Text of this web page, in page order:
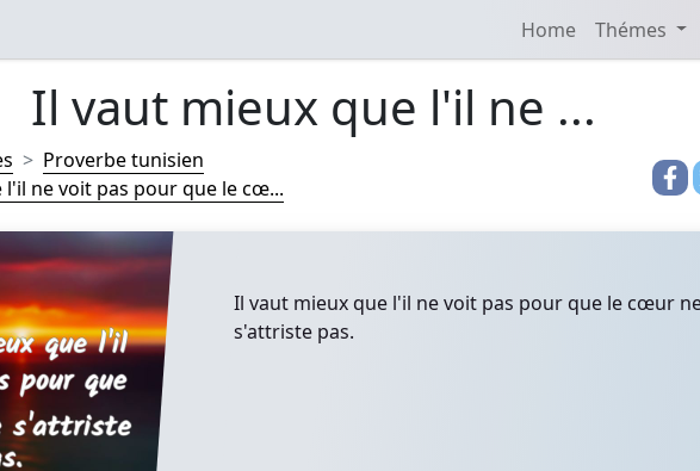
Home Thémes
Il vaut mieux que l'il ne ...
Proverbe tunisien
l'il ne voit pas pour que le cœ...
Il vaut mieux que l'il ne voit pas pour que le cœur
s'attriste pas.